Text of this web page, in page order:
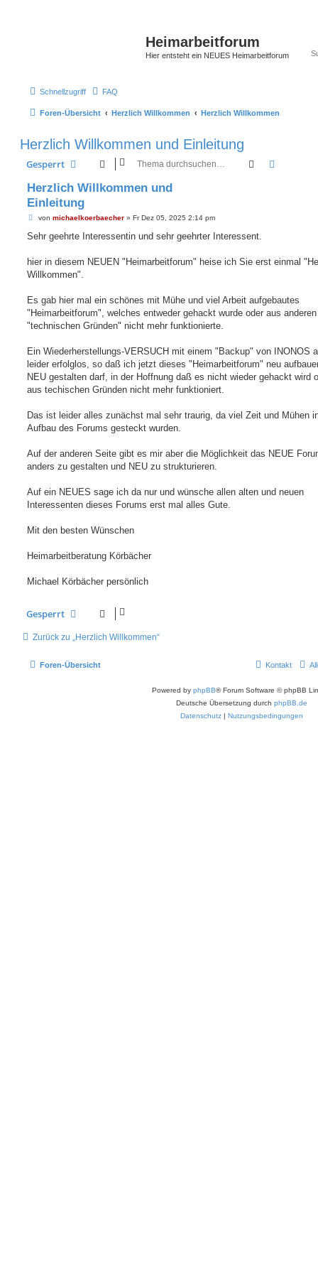
Heimarbeitforum
Hier entsteht ein NEUES Heimarbeitforum
Schnellzugriff FAQ
Foren-Übersicht Herzlich Willkommen Herzlich Willkommen
Herzlich Willkommen und Einleitung
Gesperrt Suche
Herzlich Willkommen und
Einleitung
B
i
a
von michaelkoerbaecher» Fr Dez 05, 2025 2:14 pm
Sehr geehrte Interessentin und sehr geehrter Interessent.
hier in diesem NEUEN "Heimarbeitforum" heise ich Sie erst einmal
Willkommen".
Es gab hier mal ein schönes mit Mühe und viel Arbeit aufgebautes
"Heimarbeitforum", welches entweder gehackt wurde oder aus anderen
"technischen Gründen" nicht mehr funktionierte.
Ein Wiederherstellungs-VERSUCH mit einem "Backup" von INONOS
leider erfolglos, so daß ich jetzt dieses "Heimarbeitforum" neu
NEU gestalten darf, in der Hoffnung daß es nicht wieder gehackt wird
aus techischen Gründen nicht mehr funktioniert.
Das ist leider alles zunächst mal sehr traurig, da viel Zeit und Mühen
Aufbau des Forums gesteckt wurden.
Auf der anderen Seite gibt es mir aber die Möglichkeit das NEUE
anders zu gestalten und NEU zu strukturieren.
Auf ein NEUES sage ich da nur und wünsche allen alten und neuen
Interessenten dieses Forums erst mal alles Gute.
Mit den besten Wünschen
Heimarbeitberatung Körbächer
Michael Körbächer persönlich
Gesperrt
Zurück zu „Herzlich Willkommen“
Foren-Übersicht Kontakt
Powered by phpBB® Forum Software © phpBB
Deutsche Übersetzung durch phpBB.de
Datenschutz | Nutzungsbedingungen